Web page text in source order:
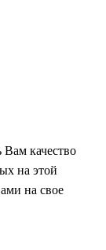
Вам качество
на этой
на свое